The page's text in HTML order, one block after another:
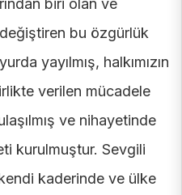
biri olan ve
bu özgürlük
yayılmış, halkımızın
verilen mücadele
ve nihayetinde
kurulmuştur. Sevgili
kaderinde ve ülke